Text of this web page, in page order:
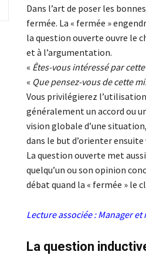
Dans l’art de poser les
fermée. La « fermée »
la question ouverte ouvre le
et à l’argumentation.
« Êtes-vous intéressé par
« Que pensez-vous de cette
Vous privilégierez
généralement un accord ou
vision globale d’une
dans le but d’orienter
La question ouverte met
quelqu’un ou son opinion
débat quand la « fermée » le
Lecture associée :Manager et
La question